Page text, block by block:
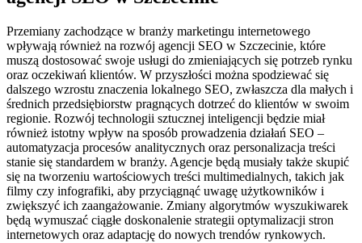
Przemiany zachodzące w branży marketingu internetowego
wpływają również na rozwój agencji SEO w Szczecinie, które
muszą dostosować swoje usługi do zmieniających się potrzeb rynku
oraz oczekiwań klientów. W przyszłości można spodziewać się
dalszego wzrostu znaczenia lokalnego SEO, zwłaszcza dla małych i
średnich przedsiębiorstw pragnących dotrzeć do klientów w swoim
regionie. Rozwój technologii sztucznej inteligencji będzie miał
również istotny wpływ na sposób prowadzenia działań SEO –
automatyzacja procesów analitycznych oraz personalizacja treści
stanie się standardem w branży. Agencje będą musiały także skupić
się na tworzeniu wartościowych treści multimedialnych, takich jak
filmy czy infografiki, aby przyciągnąć uwagę użytkowników i
zwiększyć ich zaangażowanie. Zmiany algorytmów wyszukiwarek
będą wymuszać ciągłe doskonalenie strategii optymalizacji stron
internetowych oraz adaptację do nowych trendów rynkowych.